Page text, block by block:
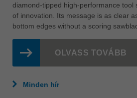
diamond-tipped high-performance tool
of innovation. Its message is as clear
bottom edges without a scoring
OLVASS TOVÁBB
Minden hír